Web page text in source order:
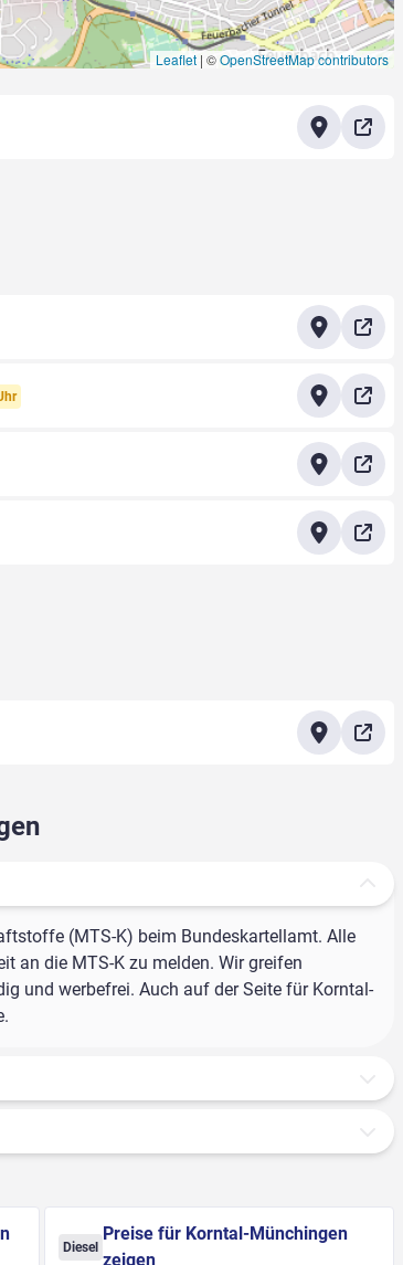
Leaflet | ©OpenStreetMap contributors
(MTS-K) beim Bundeskartellamt. Alle
an die MTS-K zu melden. Wir greifen
und werbefrei. Auch auf der Seite für Korntal-
Diesel
Preise für Korntal-Münchingen
zeigen